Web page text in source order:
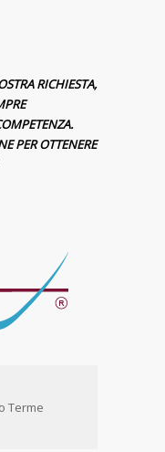
RICHIESTA,
PER OTTENERE
Terme